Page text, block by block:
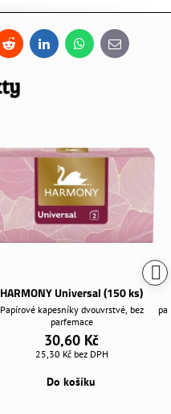
Reddit LinkedInWhatsApp
E-
mail
HARMONY Universal (150 ks)
Papírové kapesníky dvouvrstvé, bez
parfemace
30,60 Kč
25,30 Kč bez DPH
Do košíku